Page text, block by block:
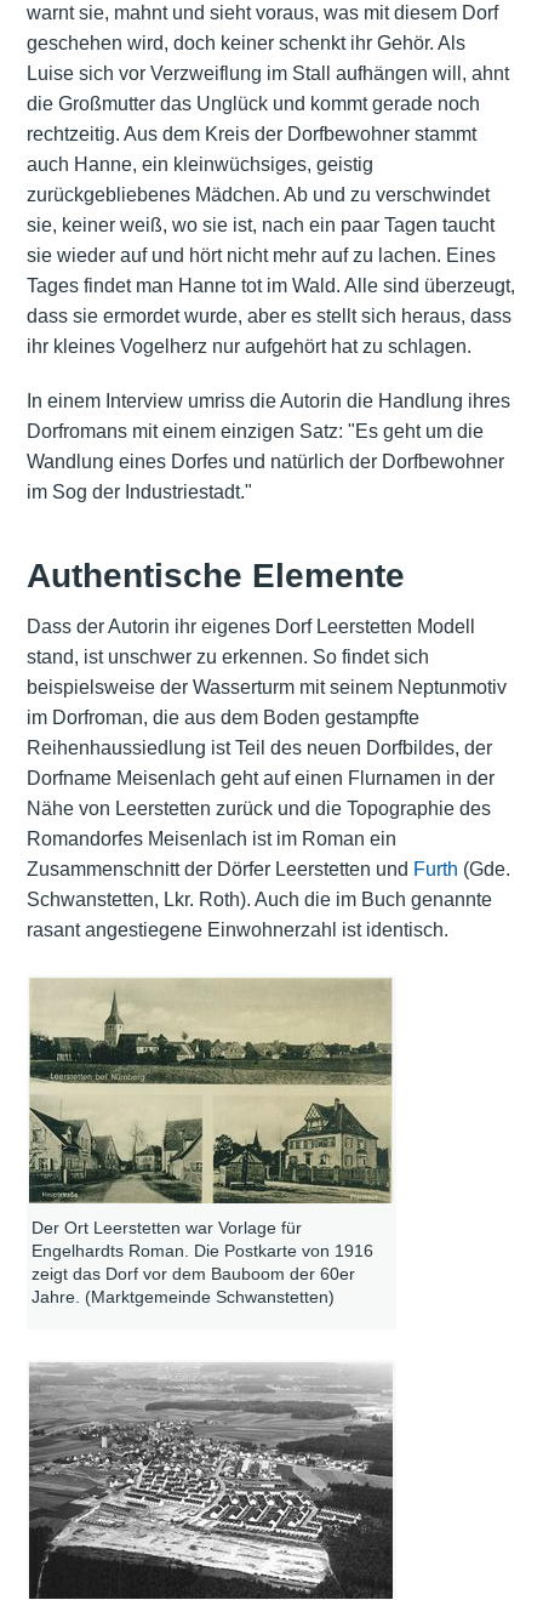
warnt sie, mahnt und sieht voraus, was mit diesem Dorf
geschehen wird, doch keiner schenkt ihr Gehör. Als
Luise sich vor Verzweiflung im Stall aufhängen will, ahnt
die Großmutter das Unglück und kommt gerade noch
rechtzeitig. Aus dem Kreis der Dorfbewohner stammt
auch Hanne, ein kleinwüchsiges, geistig
zurückgebliebenes Mädchen. Ab und zu verschwindet
sie, keiner weiß, wo sie ist, nach ein paar Tagen taucht
sie wieder auf und hört nicht mehr auf zu lachen. Eines
Tages findet man Hanne tot im Wald. Alle sind überzeugt,
dass sie ermordet wurde, aber es stellt sich heraus, dass
ihr kleines Vogelherz nur aufgehört hat zu schlagen.
In einem Interview umriss die Autorin die Handlung ihres
Dorfromans mit einem einzigen Satz: "Es geht um die
Wandlung eines Dorfes und natürlich der Dorfbewohner
im Sog der Industriestadt."
Authentische Elemente
Dass der Autorin ihr eigenes Dorf Leerstetten Modell
stand, ist unschwer zu erkennen. So findet sich
beispielsweise der Wasserturm mit seinem Neptunmotiv
im Dorfroman, die aus dem Boden gestampfte
Reihenhaussiedlung ist Teil des neuen Dorfbildes, der
Dorfname Meisenlach geht auf einen Flurnamen in der
Nähe von Leerstetten zurück und die Topographie des
Romandorfes Meisenlach ist im Roman ein
Zusammenschnitt der Dörfer Leerstetten und Furth (Gde.
Schwanstetten, Lkr. Roth). Auch die im Buch genannte
rasant angestiegene Einwohnerzahl ist identisch.
Der Ort Leerstetten war Vorlage für
Engelhardts Roman. Die Postkarte von 1916
zeigt das Dorf vor dem Bauboom der 60er
Jahre. (Marktgemeinde Schwanstetten)